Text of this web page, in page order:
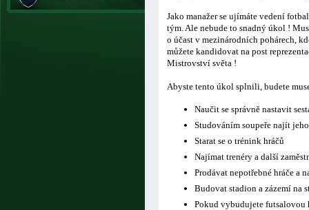
Jako manažer se ujímáte vedení
tým. Ale nebude to snadný úkol !
o účast v mezinárodních pohárech,
můžete kandidovat na post
Mistrovství světa !
Abyste tento úkol splnili, budete
Naučit se správně nastavit
Studováním soupeře najít
Starat se o trénink hráčů
Najímat trenéry a další
Prodávat nepotřebné hráče a
Budovat stadion a zázemí na
Pokud vybudujete futsalovou